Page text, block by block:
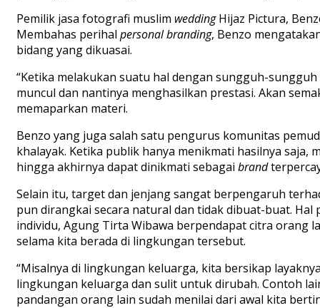
Pemilik jasa fotografi muslim weddingHijaz Pictura,
Membahas perihal personalbranding, Benzo
bidang yang dikuasai.
“Ketika melakukan suatu hal dengan sungguh-
muncul dan nantinya menghasilkan prestasi. Akan
memaparkan materi.
Benzo yang juga salah satu pengurus komunitas
khalayak. Ketika publik hanya menikmati hasilnya
hingga akhirnya dapat dinikmati sebagai brand
Selain itu, target dan jenjang sangat berpengaruh
pun dirangkai secara natural dan tidak dibuat-buat.
individu, Agung Tirta Wibawa berpendapat citra orang
selama kita berada di lingkungan tersebut.
“Misalnya di lingkungan keluarga, kita bersikap
lingkungan keluarga dan sulit untuk dirubah. Contoh
pandangan orang lain sudah menilai dari awal kita